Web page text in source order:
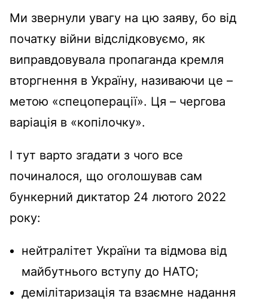
Ми звернули увагу на цю заяву, бо від
початку війни відслідковуємо, як
виправдовувала пропаганда кремля
вторгнення в Україну, називаючи це –
метою «спецоперації». Ця – чергова
варіація в «копілочку».
І тут варто згадати з чого все
починалося, що оголошував сам
бункерний диктатор 24 лютого 2022
року:
нейтралітет України та відмова від
майбутнього вступу до НАТО;
демілітаризація та взаємне надання